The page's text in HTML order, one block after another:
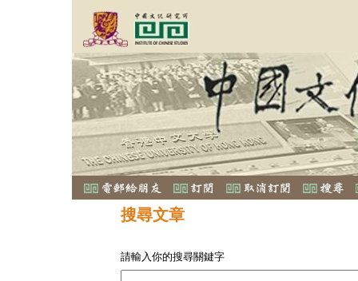
搜尋文章
請輸入你的搜尋關鍵字